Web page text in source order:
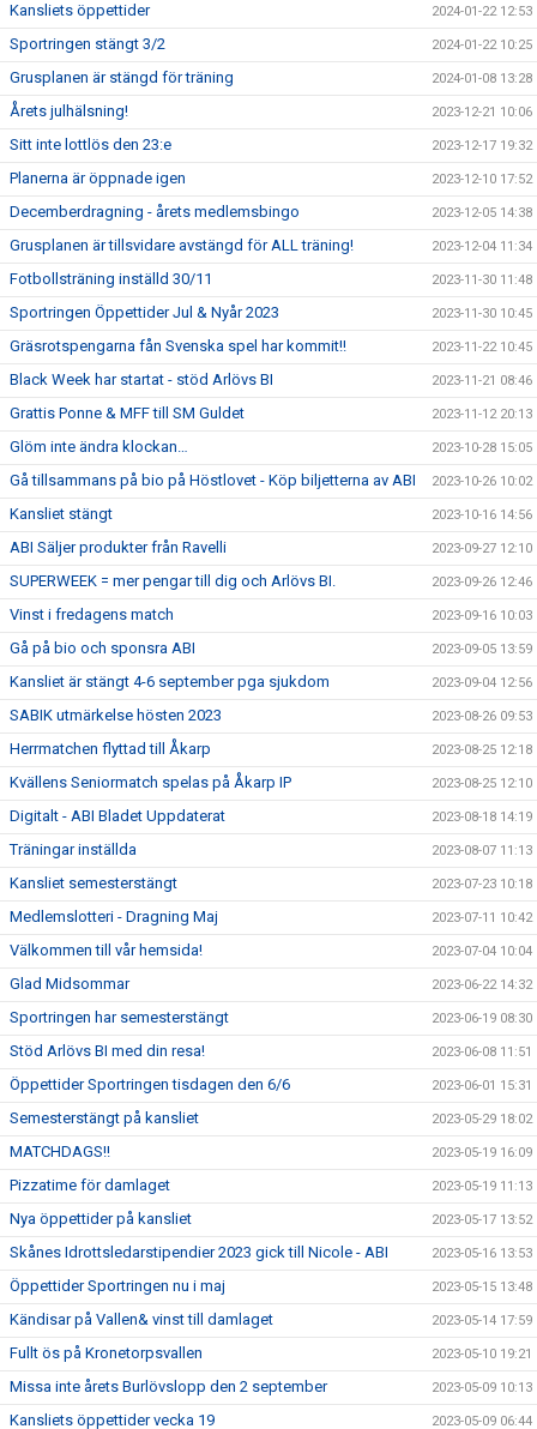
Kansliets öppettider 2024-01-22 12:53
Sportringen stängt 3/2 2024-01-22 10:25
Grusplanen är stängd för träning 2024-01-08 13:28
Årets julhälsning! 2023-12-21 10:06
Sitt inte lottlös den 23:e 2023-12-17 19:32
Planerna är öppnade igen 2023-12-10 17:52
Decemberdragning - årets medlemsbingo 2023-12-05 14:38
Grusplanen är tillsvidare avstängd för ALL träning! 2023-12-04 11:34
Fotbollsträning inställd 30/11 2023-11-30 11:48
Sportringen Öppettider Jul & Nyår 2023 2023-11-30 10:45
Gräsrotspengarna fån Svenska spel har kommit!! 2023-11-22 10:45
Black Week har startat - stöd Arlövs BI 2023-11-21 08:46
Grattis Ponne & MFF till SM Guldet 2023-11-12 20:13
Glöm inte ändra klockan… 2023-10-28 15:05
Gå tillsammans på bio på Höstlovet - Köp biljetterna av ABI 2023-10-26 10:02
Kansliet stängt 2023-10-16 14:56
ABI Säljer produkter från Ravelli 2023-09-27 12:10
SUPERWEEK = mer pengar till dig och Arlövs BI. 2023-09-26 12:46
Vinst i fredagens match 2023-09-16 10:03
Gå på bio och sponsra ABI 2023-09-05 13:59
Kansliet är stängt 4-6 september pga sjukdom 2023-09-04 12:56
SABIK utmärkelse hösten 2023 2023-08-26 09:53
Herrmatchen flyttad till Åkarp 2023-08-25 12:18
Kvällens Seniormatch spelas på Åkarp IP 2023-08-25 12:10
Digitalt - ABI Bladet Uppdaterat 2023-08-18 14:19
Träningar inställda 2023-08-07 11:13
Kansliet semesterstängt 2023-07-23 10:18
Medlemslotteri - Dragning Maj 2023-07-11 10:42
Välkommen till vår hemsida! 2023-07-04 10:04
Glad Midsommar 2023-06-22 14:32
Sportringen har semesterstängt 2023-06-19 08:30
Stöd Arlövs BI med din resa! 2023-06-08 11:51
Öppettider Sportringen tisdagen den 6/6 2023-06-01 15:31
Semesterstängt på kansliet 2023-05-29 18:02
MATCHDAGS!! 2023-05-19 16:09
Pizzatime för damlaget 2023-05-19 11:13
Nya öppettider på kansliet 2023-05-17 13:52
Skånes Idrottsledarstipendier 2023 gick till Nicole - ABI 2023-05-16 13:53
Öppettider Sportringen nu i maj 2023-05-15 13:48
Kändisar på Vallen& vinst till damlaget 2023-05-14 17:59
Fullt ös på Kronetorpsvallen 2023-05-10 19:21
Missa inte årets Burlövslopp den 2 september 2023-05-09 10:13
Kansliets öppettider vecka 19 2023-05-09 06:44